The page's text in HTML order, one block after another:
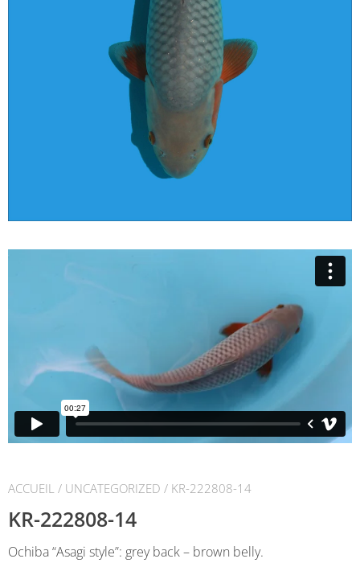
ACCUEIL / UNCATEGORIZED / KR-222808-14
KR-222808-14
Ochiba “Asagi style”: grey back – brown belly.